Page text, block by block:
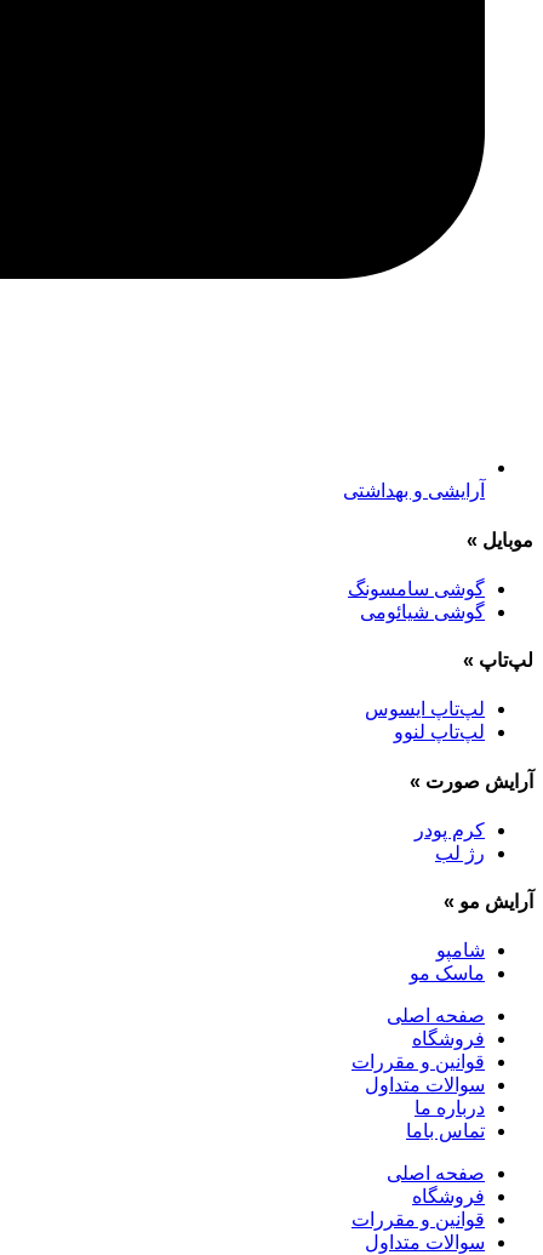
آرایشی و بهداشتی
موبایل »
گوشی سامسونگ
گوشی شیائومی
لپ‌تاپ »
لپ‌تاپ ایسوس
لپ‌تاپ لنوو
آرایش صورت »
کرم پودر
رژ لب
آرایش مو »
شامپو
ماسک مو
صفحه اصلی
فروشگاه
قوانین و مقررات
سوالات متداول
درباره ما
تماس باما
صفحه اصلی
فروشگاه
قوانین و مقررات
سوالات متداول